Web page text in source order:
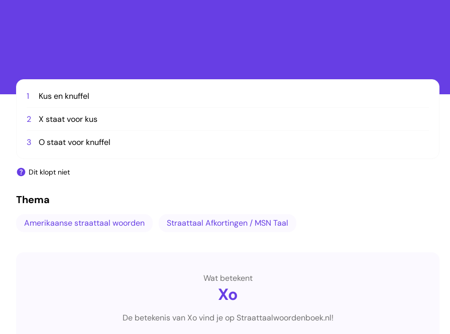
1 Kus en knuffel
2 X staat voor kus
3 O staat voor knuffel
Dit klopt niet
Thema
Amerikaanse straattaal woorden Straattaal Afkortingen / MSN Taal
Wat betekent
Xo
De betekenis van Xo vind je op Straattaalwoordenboek.nl!